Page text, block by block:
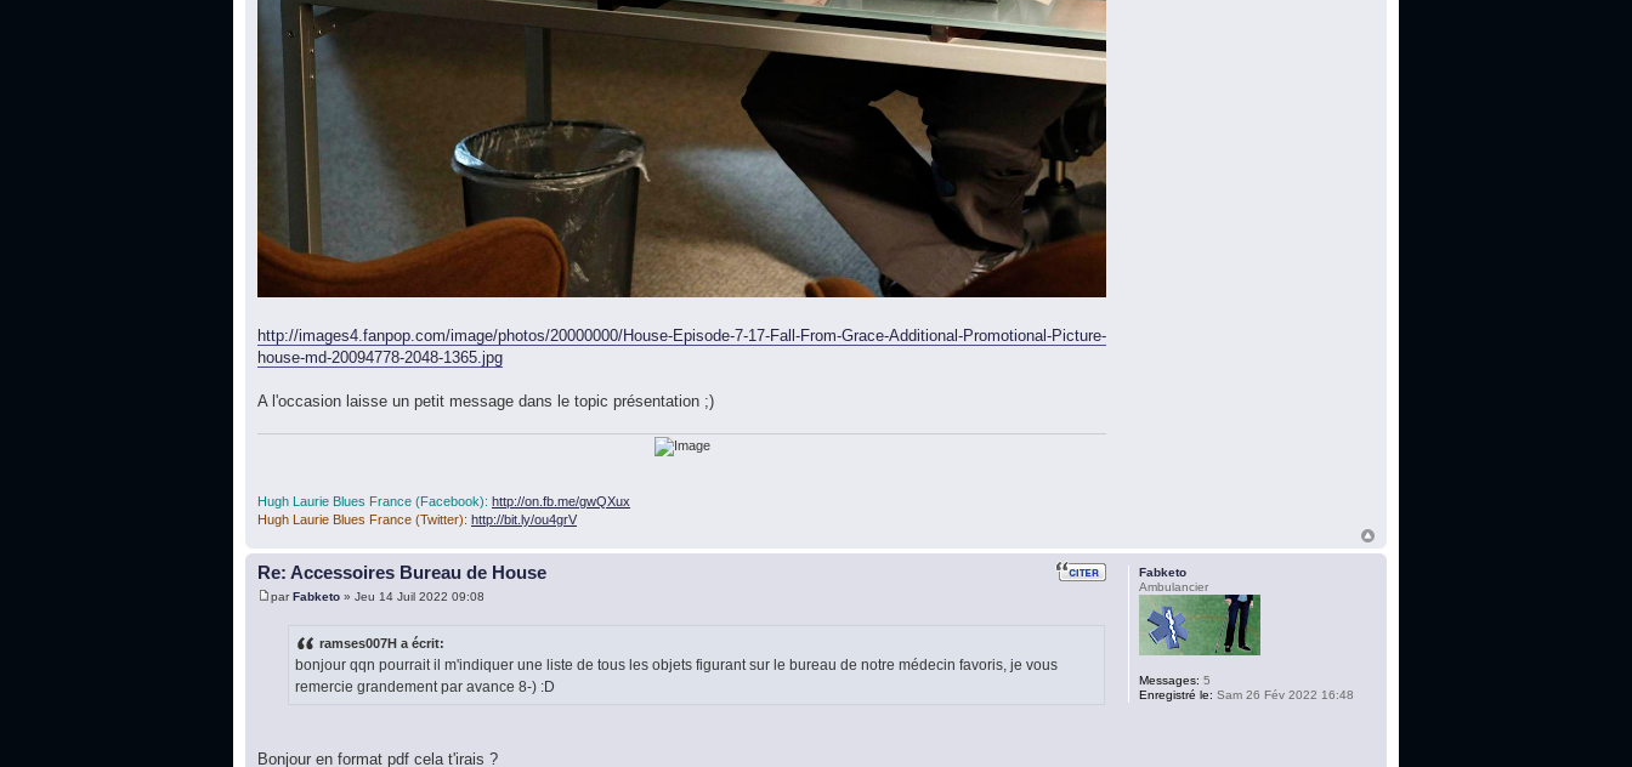
http://images4.fanpop.com/image/photos/20000000/House-Episode-7-17-Fall-From-Grace-Additional-Promotional-Picture-
house-md-20094778-2048-1365.jpg
A l'occasion laisse un petit message dans le topic présentation ;)
Hugh Laurie Blues France (Facebook): http://on.fb.me/gwQXux
Hugh Laurie Blues France (Twitter): http://bit.ly/ou4grV
Re: Accessoires Bureau de House
parFabketo » Jeu 14 Juil 2022 09:08
ramses007H a écrit:
bonjour qqn pourrait il m'indiquer une liste de tous les objets figurant sur le bureau de notre médecin favoris, je vous
remercie grandement par avance 8-) :D
Bonjour en format pdf cela t'irais ?
Fabketo
Ambulancier
Messages: 5
Enregistré le: Sam 26 Fév 2022 16:48